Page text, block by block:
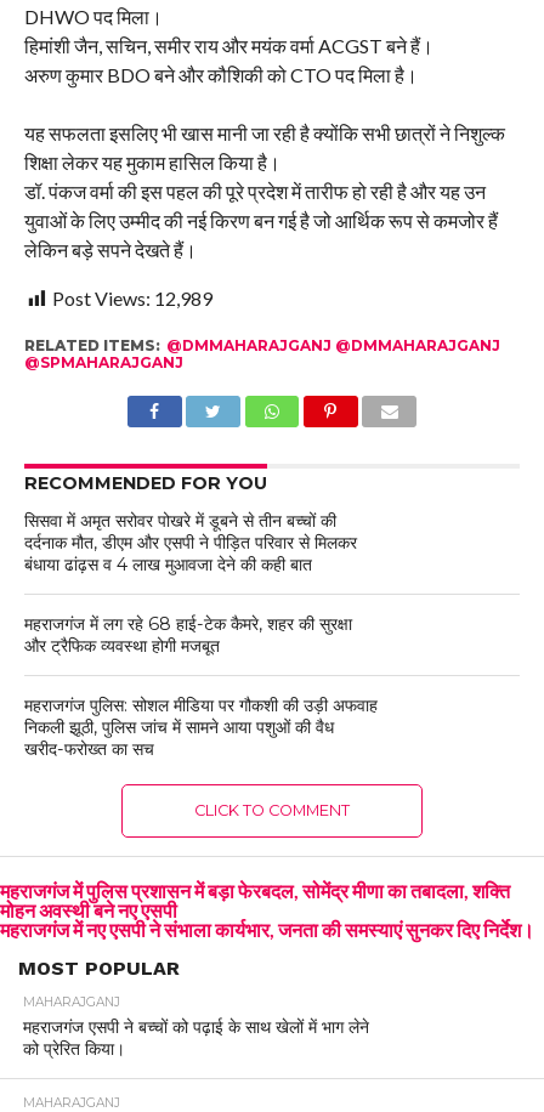
DHWO पद मिला।
हिमांशी जैन, सचिन, समीर राय और मयंक वर्मा ACGST बने हैं।
अरुण कुमार BDO बने और कौशिकी को CTO पद मिला है।
यह सफलता इसलिए भी खास मानी जा रही है क्योंकि सभी छात्रों ने निशुल्क
शिक्षा लेकर यह मुकाम हासिल किया है।
डॉ. पंकज वर्मा की इस पहल की पूरे प्रदेश में तारीफ हो रही है और यह उन
युवाओं के लिए उम्मीद की नई किरण बन गई है जो आर्थिक रूप से कमजोर हैं
लेकिन बड़े सपने देखते हैं।
Post Views: 12,989
RELATED ITEMS: @DMMAHARAJGANJ @DMMAHARAJGANJ
@SPMAHARAJGANJ
RECOMMENDED FOR YOU
सिसवा में अमृत सरोवर पोखरे में डूबने से तीन बच्चों की
दर्दनाक मौत, डीएम और एसपी ने पीड़ित परिवार से मिलकर
बंधाया ढांढ़स व 4 लाख मुआवजा देने की कही बात
महराजगंज में लग रहे 68 हाई-टेक कैमरे, शहर की सुरक्षा
और ट्रैफिक व्यवस्था होगी मजबूत
महराजगंज पुलिस: सोशल मीडिया पर गौकशी की उड़ी अफवाह
निकली झूठी, पुलिस जांच में सामने आया पशुओं की वैध
खरीद-फरोख्त का सच
CLICK TO COMMENT
महराजगंज में पुलिस प्रशासन में बड़ा फेरबदल, सोमेंद्र मीणा का तबादला, शक्ति
मोहन अवस्थी बने नए एसपी
महराजगंज में नए एसपी ने संभाला कार्यभार, जनता की समस्याएं सुनकर दिए निर्देश।
MOST POPULAR
MAHARAJGANJ
महराजगंज एसपी ने बच्चों को पढ़ाई के साथ खेलों में भाग लेने
को प्रेरित किया।
MAHARAJGANJ